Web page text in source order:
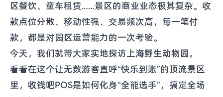
区餐饮、童车租赁……景区的商业业态极其复杂。收
款点位分散、移动性强、交易频次高，每一笔付
款，都是对园区运营能力的一次考验。
今天，我们就带大家实地探访上海野生动物园。
看看在这个让无数游客直呼“快乐到账”的顶流景区
里， 收钱吧POS是如何化身“全能选手”，搞定全场